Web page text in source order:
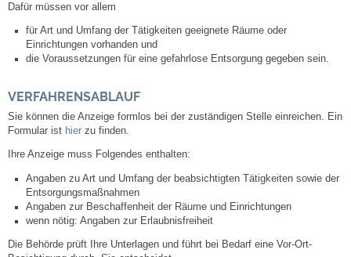
Rathaus
Aktuelles
Gemeindeverwaltung
Mitarbeiter
Stellenangebote
Ortsrecht
Schadensmeldungen
Dafür müssen vor allem
für Art und Umfang der Tätigkeiten geeignete Räume oder
Einrichtungen vorhanden und
die Voraussetzungen für eine gefahrlose Entsorgung gegeben sein.
VERFAHRENSABLAUF
Sie können die Anzeige formlos bei der zuständigen Stelle einreichen.
Ein
Formular ist hier zu finden.
Ihre Anzeige muss Folgendes enthalten:
Angaben zu Art und Umfang der beabsichtigten Tätigkeiten sowie der
Entsorgungsmaßnahmen
Angaben zur Beschaffenheit der Räume und Einrichtungen
wenn nötig: Angaben zur Erlaubnisfreiheit
Die Behörde prüft Ihre Unterlagen und führt bei Bedarf eine Vor-Ort-